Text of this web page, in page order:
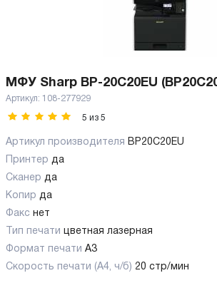
МФУ Sharp BP-20C20EU
Артикул: 108-277929
5 из 5
Артикул производителя BP20C20EU
Принтер да
Сканер да
Копир да
Факс нет
Тип печати цветная лазерная
Формат печати A3
Скорость печати (А4, ч/б) 20 стр/мин